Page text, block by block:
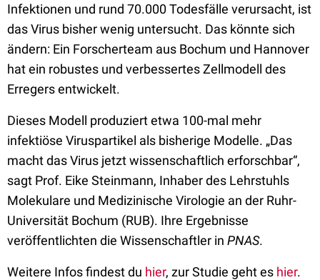
Infektionen und rund 70.000 Todesfälle verursacht, ist
das Virus bisher wenig untersucht. Das könnte sich
ändern: Ein Forscherteam aus Bochum und Hannover
hat ein robustes und verbessertes Zellmodell des
Erregers entwickelt.
Dieses Modell produziert etwa 100-mal mehr
infektiöse Viruspartikel als bisherige Modelle. „Das
macht das Virus jetzt wissenschaftlich erforschbar“,
sagt Prof. Eike Steinmann, Inhaber des Lehrstuhls
Molekulare und Medizinische Virologie an der Ruhr-
Universität Bochum (RUB). Ihre Ergebnisse
veröffentlichten die Wissenschaftler in PNAS.
Weitere Infos findest du hier, zur Studie geht es hier.